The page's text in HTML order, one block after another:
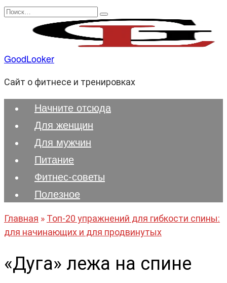
Перейти
содержанию
Search
GoodLooker
Сайт о фитнесе и тренировках
Начните отсюда
Для женщин
Для мужчин
Питание
Фитнес-советы
Полезноe
Главная » Топ-20 упражнений для гибкости спины:
для начинающих и для продвинутых
«Дуга» лежа на спине